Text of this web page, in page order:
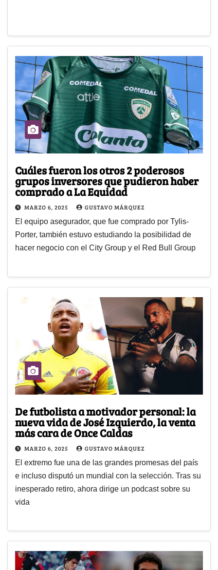
Cuáles fueron los otros 2 poderosos
grupos inversores que pudieron haber
comprado a La Equidad
MARZO 6, 2025 GUSTAVO MÁRQUEZ
El equipo asegurador, que fue comprado por Tylis-
Porter, también estuvo estudiando la posibilidad de
hacer negocio con el City Group y el Red Bull Group
De futbolista a motivador personal: la
nueva vida de José Izquierdo, la venta
más cara de Once Caldas
MARZO 6, 2025 GUSTAVO MÁRQUEZ
El extremo fue una de las grandes promesas del país
e incluso disputó un mundial con la selección. Tras su
inesperado retiro, ahora dirige un podcast sobre su
vida